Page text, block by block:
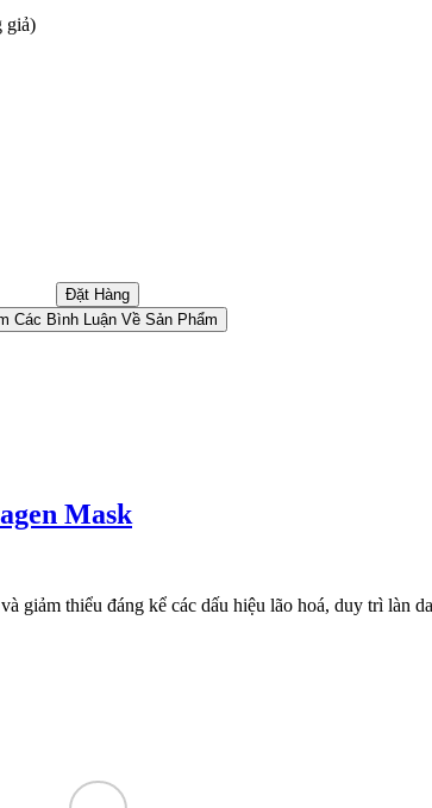
giả)
Các Bình Luận Về Sản Phẩm
Mask
giảm thiểu đáng kể các dấu hiệu lão hoá, duy trì làn